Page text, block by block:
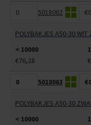
5018062
POLYBAKJES A50-30
< 10000
€76,28
5018063
POLYBAKJES A50-30
< 10000